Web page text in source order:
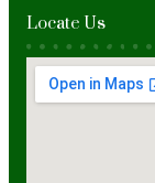
Locate Us